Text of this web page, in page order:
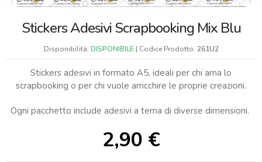
Stickers Adesivi Scrapbooking Mix Blu
Disponibilitá: DISPONIBILE| Codice Prodotto: 261U2
Stickers adesivi in formato A5, ideali per chi ama lo
scrapbooking o per chi vuole arricchire le proprie creazioni.
Ogni pacchetto include adesivi a tema di diverse dimensioni.
2,90 €